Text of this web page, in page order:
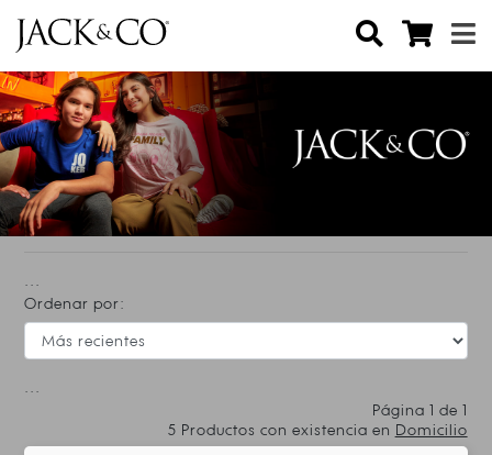
Ordenar por:
Página 1 de 1
5 Productos con existencia en Domicilio